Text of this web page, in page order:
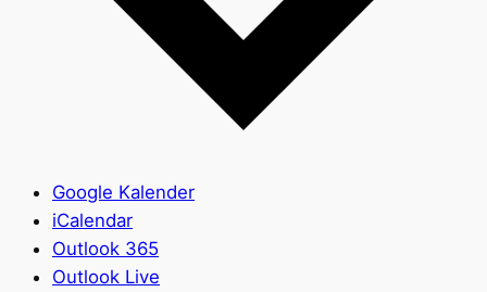
Google Kalender
iCalendar
Outlook 365
Outlook Live